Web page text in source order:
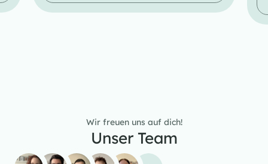
Wir freuen uns auf dich!
Unser Team